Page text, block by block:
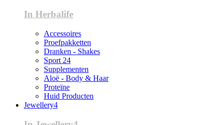
In Herbalife
Accessoires
Proefpakketten
Dranken - Shakes
Sport 24
Supplementen
Aloë - Body & Haar
Proteïne
Huid Producten
Jewellery4